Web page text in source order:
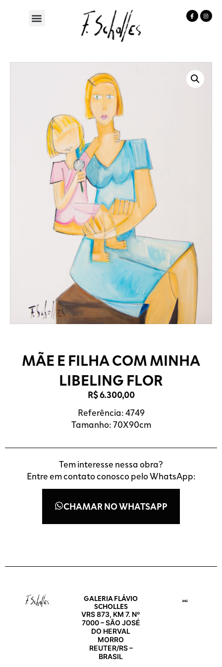
MÃE E FILHA COM MINHA
LIBELING FLOR
R$6.300,00
Referência: 4749
Tamanho: 70X90cm
Tem interesse nessa obra?
Entre em contato conosco pelo WhatsApp:
CHAMAR NO WHATSAPP
GALERIA FLÁVIO
SCHOLLES
VRS 873, KM 7. Nº
7000 – SÃO JOSÉ
DO HERVAL
MORRO
REUTER/RS –
BRASIL